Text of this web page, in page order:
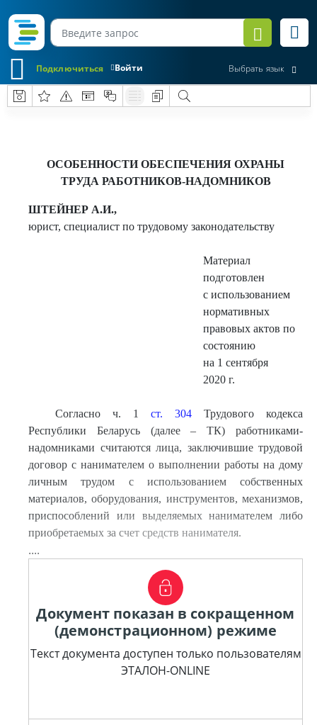
Войти
Подключиться Выбрать язык
ОСОБЕННОСТИ ОБЕСПЕЧЕНИЯ ОХРАНЫ
ТРУДА РАБОТНИКОВ-НАДОМНИКОВ
ШТЕЙНЕР А.И.,
юрист, специалист по трудовому законодательству
Материал
подготовлен
с использованием
нормативных
правовых актов по
состоянию
на 1 сентября
2020 г.
Согласно ч. 1 ст. 304Трудового кодекса
Республики Беларусь (далее – ТК) работниками-
надомниками считаются лица, заключившие трудовой
договор с нанимателем о выполнении работы на дому
личным трудом с использованием собственных
материалов, оборудования, инструментов, механизмов,
приспособлений или выделяемых нанимателем либо
приобретаемых за счет средств нанимателя.
....
Документ показан в сокращенном
(демонстрационном) режиме
Текст документа доступен только пользователям
ЭТАЛОН-ONLINE